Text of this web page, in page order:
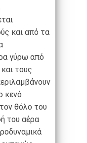
και από τα
γύρω από
τους
κενό
θόλο του
του αέρα